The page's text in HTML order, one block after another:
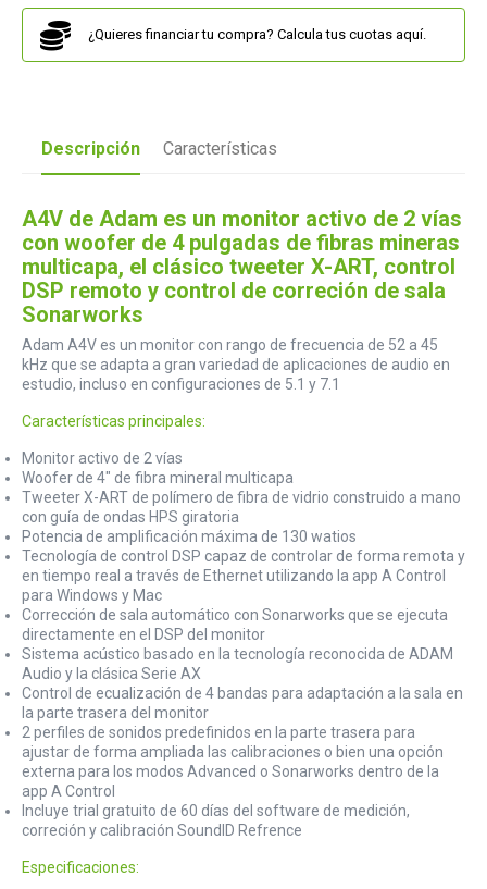
¿Quieres financiar tu compra? Calcula tus cuotas aquí.
Descripción Características
A4V de Adam es un monitor activo de 2 vías
con woofer de 4 pulgadas de fibras mineras
multicapa, el clásico tweeter X-ART, control
DSP remoto y control de correción de sala
Sonarworks
Adam A4V es un monitor con rango de frecuencia de 52 a 45
kHz que se adapta a gran variedad de aplicaciones de audio en
estudio, incluso en configuraciones de 5.1 y 7.1
Características principales:
Monitor activo de 2 vías
Woofer de 4" de fibra mineral multicapa
Tweeter X-ART de polímero de fibra de vidrio construido a mano
con guía de ondas HPS giratoria
Potencia de amplificación máxima de 130 watios
Tecnología de control DSP capaz de controlar de forma remota y
en tiempo real a través de Ethernet utilizando la app A Control
para Windows y Mac
Corrección de sala automático con Sonarworks que se ejecuta
directamente en el DSP del monitor
Sistema acústico basado en la tecnología reconocida de ADAM
Audio y la clásica Serie AX
Control de ecualización de 4 bandas para adaptación a la sala en
la parte trasera del monitor
2 perfiles de sonidos predefinidos en la parte trasera para
ajustar de forma ampliada las calibraciones o bien una opción
externa para los modos Advanced o Sonarworks dentro de la
app A Control
Incluye trial gratuito de 60 días del software de medición,
correción y calibración SoundID Refrence
Especificaciones: